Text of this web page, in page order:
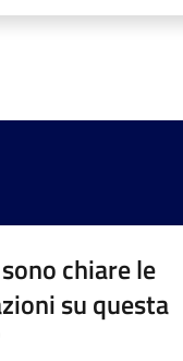
chiare le
su questa